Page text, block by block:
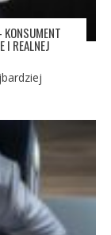
KONSUMENT
I REALNEJ